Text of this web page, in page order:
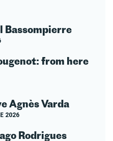
Bassompierre
from here
Agnès Varda
2026
Rodrigues